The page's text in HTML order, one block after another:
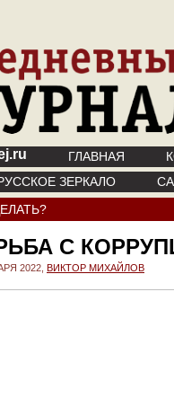
ГЛАВНАЯ
ЗЕРКАЛО
С
2022, ВИКТОР МИХАЙЛОВ